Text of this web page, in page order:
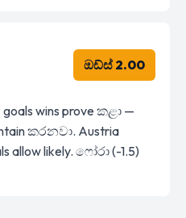
ඔඩ්ස් 2.00
wins prove කළා —
කරනවා. Austria
allow likely. ෆෝරා (-1.5)